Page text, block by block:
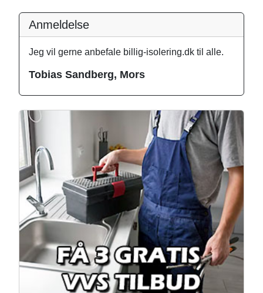
Anmeldelse
Jeg vil gerne anbefale billig-isolering.dk til alle.
Tobias Sandberg, Mors